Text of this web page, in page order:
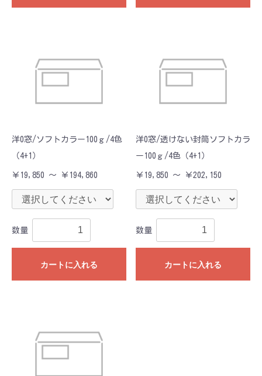
洋0窓/ソフトカラー100ｇ/4色
（4+1）
￥19,850 ～ ￥194,860
数量
カートに入れる
洋0窓/透けない封筒ソフトカラ
ー100ｇ/4色（4+1）
￥19,850 ～ ￥202,150
数量
カートに入れる